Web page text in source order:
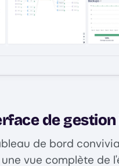
de
de bord
vue complète de